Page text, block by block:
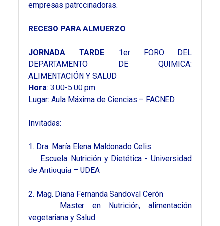
empresas patrocinadoras.
RECESO PARA ALMUERZO
JORNADA TARDE: 1er FORO DEL
DEPARTAMENTO DE QUIMICA:
ALIMENTACIÓN Y SALUD
Hora: 3:00-5:00 pm
Lugar: Aula Máxima de Ciencias – FACNED
Invitadas:
1. Dra. María Elena Maldonado Celis
Escuela Nutrición y Dietética - Universidad
de Antioquia – UDEA
2. Mag. Diana Fernanda Sandoval Cerón
Master en Nutrición, alimentación
vegetariana y Salud